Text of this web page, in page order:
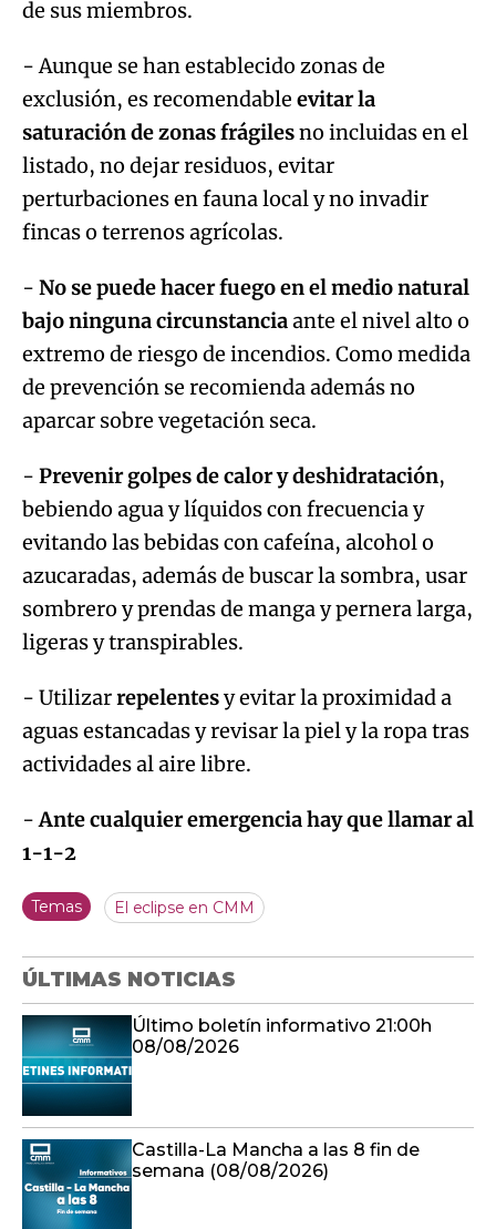
de sus miembros.
- Aunque se han establecido zonas de
exclusión, es recomendable evitar la
saturación de zonas frágilesno incluidas en el
listado, no dejar residuos, evitar
perturbaciones en fauna local y no invadir
fincas o terrenos agrícolas.
- No se puede hacer fuego en el medio natural
bajo ninguna circunstanciaante el nivel alto o
extremo de riesgo de incendios. Como medida
de prevención se recomienda además no
aparcar sobre vegetación seca.
- Prevenir golpes de calor y deshidratación,
bebiendo agua y líquidos con frecuencia y
evitando las bebidas con cafeína, alcohol o
azucaradas, además de buscar la sombra, usar
sombrero y prendas de manga y pernera larga,
ligeras y transpirables.
- Utilizarrepelentesy evitar la proximidad a
aguas estancadas y revisar la piel y la ropa tras
actividades al aire libre.
-Ante cualquier emergencia hay que llamar al
1-1-2
Temas El eclipse en CMM
ÚLTIMAS NOTICIAS
Último boletín informativo 21:00h
08/08/2026
Castilla-La Mancha a las 8 fin de
semana (08/08/2026)